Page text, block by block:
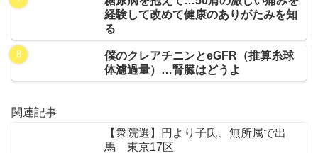
経験して改めて健康のありがたみを知
る
僕のクレアチニンとeGFR（推算糸球
体濾過量）…腎臓はどうよ
関連記事
【衆院選】円より子氏、無所属で出
馬 東京17区